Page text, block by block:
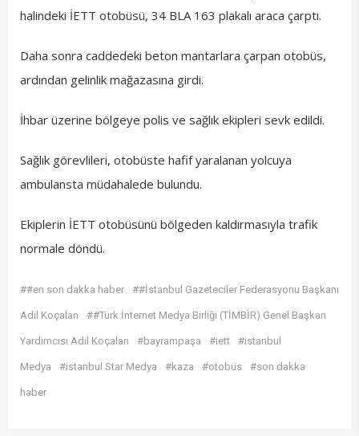
halindeki İETT otobüsü, 34 BLA 163 plakalı araca çarptı.
Daha sonra caddedeki beton mantarlara çarpan otobüs,
ardından gelinlik mağazasına girdi.
İhbar üzerine bölgeye polis ve sağlık ekipleri sevk edildi.
Sağlık görevlileri, otobüste hafif yaralanan yolcuya
ambulansta müdahalede bulundu.
Ekiplerin İETT otobüsünü bölgeden kaldırmasıyla trafik
normale döndü.
##en son dakka haber ##İstanbul Gazeteciler Federasyonu Başkanı
Adil Koçalan ##Türk İnternet Medya Birliği (TİMBİR) Genel Başkan
Yardımcısı Adil Koçalan #bayrampaşa #iett #istanbul
Medya #istanbul Star Medya #kaza #otobüs #son dakka
haber